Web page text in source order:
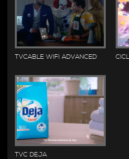
TVCABLE WIFI ADVANCED
TVC DEJA